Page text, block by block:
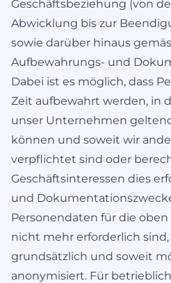
Geschäftsbeziehung (von
Abwicklung bis zur
sowie darüber hinaus
Aufbewahrungs- und
Dabei ist es möglich, dass
Zeit aufbewahrt werden, in
unser Unternehmen
können und soweit wir
verpflichtet sind oder
Geschäftsinteressen dies
und
Personendaten für die
nicht mehr erforderlich
grundsätzlich und soweit
anonymisiert. Für